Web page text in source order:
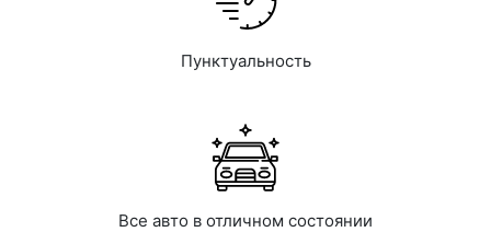
Пунктуальность
Все авто в отличном состоянии